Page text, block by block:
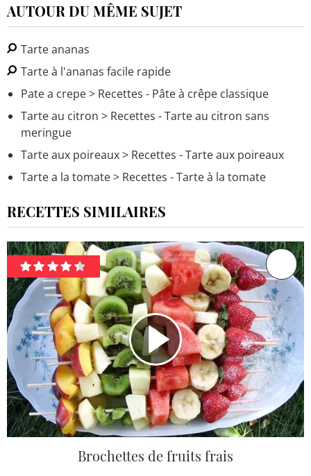
AUTOUR DU MÊME SUJET
Tarte ananas
Tarte à l'ananas facile rapide
Pate a crepe> Recettes - Pâte à crêpe classique
Tarte au citron > Recettes - Tarte au citron sans
meringue
Tarte aux poireaux> Recettes - Tarte aux poireaux
Tarte a la tomate> Recettes - Tarte à la tomate
RECETTES SIMILAIRES
Brochettes de fruits frais